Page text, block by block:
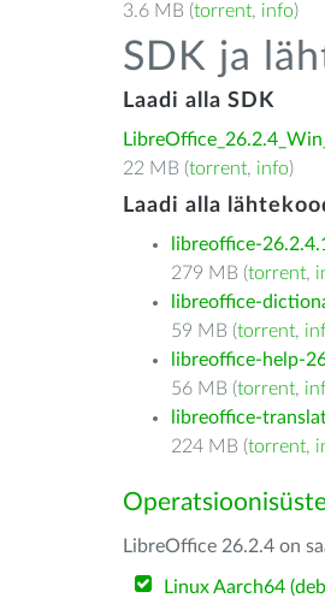
3.6 MB (torrent, info)
SDK ja
Laadi alla SDK
22 MB (torrent, info)
Laadi alla
libreoffice-
279 MB (torrent,
libreoffice-
59 MB (torrent,
libreoffice-help-
56 MB (torrent,
libreoffice-
224 MB (torrent,
LibreOffice 26.2.4 on
Linux Aarch64